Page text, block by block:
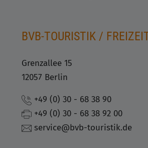
BVB-TOURISTIK /
Grenzallee 15
12057 Berlin
+49 (0) 30 - 68 38 90
+49 (0) 30 - 68 38 92 00
service@bvb-touristik.de